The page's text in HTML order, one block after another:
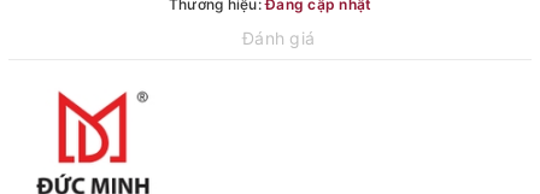
Thương hiệu:Đang cập nhật
Đánh giá